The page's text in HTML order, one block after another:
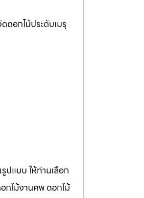
อกไม้ประดับเมรุ
แบบ ให้ท่านเลือก
กไม้งานศพ ดอกไม้